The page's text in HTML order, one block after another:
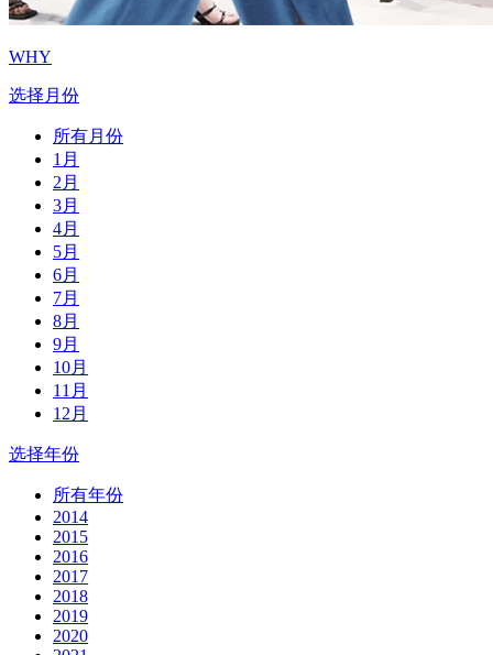
WHY
选择月份
所有月份
1月
2月
3月
4月
5月
6月
7月
8月
9月
10月
11月
12月
选择年份
所有年份
2014
2015
2016
2017
2018
2019
2020